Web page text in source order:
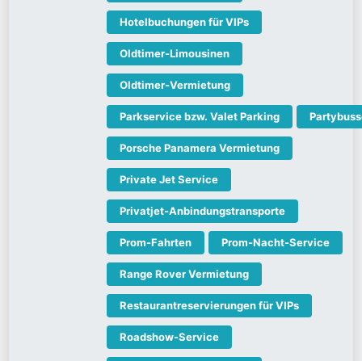
Hotelbuchungen für VIPs
Oldtimer-Limousinen
Oldtimer-Vermietung
Parkservice bzw. Valet Parking
Porsche Panamera Vermietung
Private Jet Service
Privatjet-Anbindungstransporte
Prom-Fahrten Prom-Nacht-Service
Range Rover Vermietung
Restaurantreservierungen für VIPs
Roadshow-Service